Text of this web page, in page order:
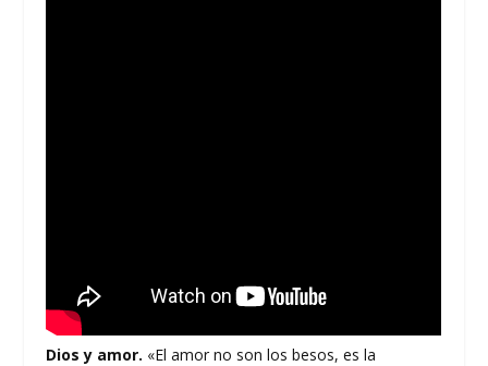
Dios y amor. «El amor no son los besos, es la